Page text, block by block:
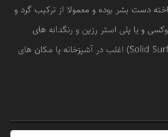
دست بشر بوده و معمولا از ترکیب گرد و
و یا پلی استر رزین و رنگدانه های
تشکیل شده است. سنگ کورین (Solid Surface) اغلب در آشپزخانه یا مکان های